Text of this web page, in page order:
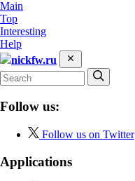
Main
Top
Interesting
Help
nickfw.ru
Follow us:
Follow us on Twitter
Applications